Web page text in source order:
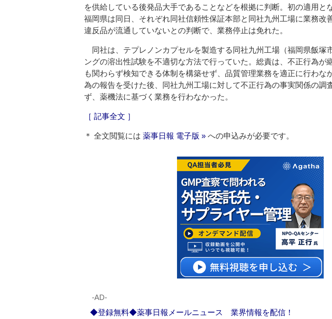
を供給している後発品大手であることなどを根拠に判断。初の適用と
福岡県は同日、それぞれ同社信頼性保証本部と同社九州工場に業務改
違反品が流通していないとの判断で、業務停止は免れた。
同社は、テプレノンカプセルを製造する同社九州工場（福岡県飯塚
ングの溶出性試験を不適切な方法で行っていた。総責は、不正行為が
も関わらず検知できる体制を構築せず、品質管理業務を適正に行わな
為の報告を受けた後、同社九州工場に対して不正行為の事実関係の調
ず、薬機法に基づく業務を行わなかった。
［ 記事全文 ］
＊ 全文閲覧には 薬事日報 電子版 » への申込みが必要です。
‐AD‐
◆登録無料◆薬事日報メールニュース 業界情報を配信！